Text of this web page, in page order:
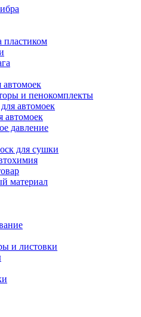
пластиком
автомоек
и пенокомплекты
автомоек
автомоек
давление
для сушки
материал
и листовки